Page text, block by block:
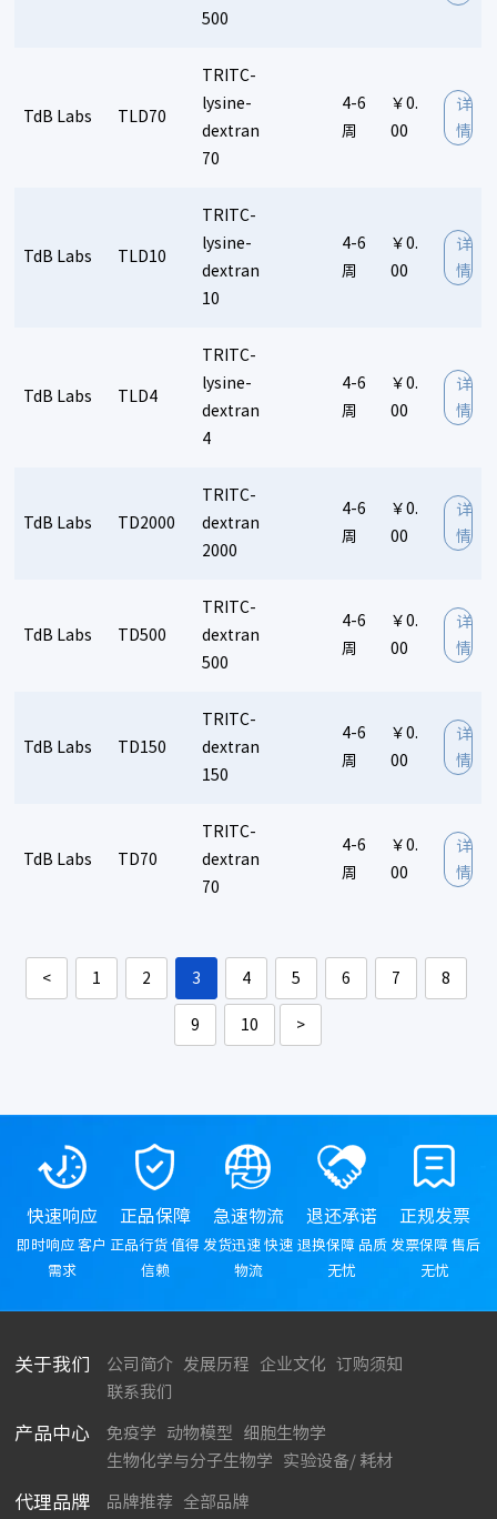
500
TdB Labs TLD70
TRITC-
lysine-
dextran
70
4-6
周
￥0.
00
详
情
TdB Labs TLD10
TRITC-
lysine-
dextran
10
4-6
周
￥0.
00
详
情
TdB Labs TLD4
TRITC-
lysine-
dextran
4
4-6
周
￥0.
00
详
情
TdB Labs TD2000
TRITC-
dextran
2000
4-6
周
￥0.
00
详
情
TdB Labs TD500
TRITC-
dextran
500
4-6
周
￥0.
00
详
情
TdB Labs TD150
TRITC-
dextran
150
4-6
周
￥0.
00
详
情
TdB Labs TD70
TRITC-
dextran
70
4-6
周
￥0.
00
详
情
< 1 2 3 4 5 6 7 8
9 10 >
快速响应
即时响应 客户
需求
正品保障
正品行货 值得
信赖
急速物流
发货迅速 快速
物流
退还承诺
退换保障 品质
无忧
正规发票
发票保障 售后
无忧
关于我们 公司简介 发展历程 企业文化
订购须知
联系我们
产品中心 免疫学 动物模型
细胞生物学
生物化学与分子生物学
实验设备/ 耗材
代理品牌 品牌推荐 全部品牌